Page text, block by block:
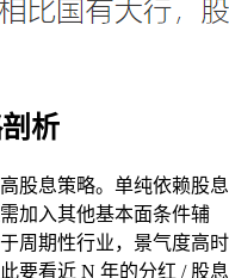
析
股息策略。单纯依赖股息
加入其他基本面条件辅
周期性行业，景气度高时
要看近 N 年的分红 / 股息